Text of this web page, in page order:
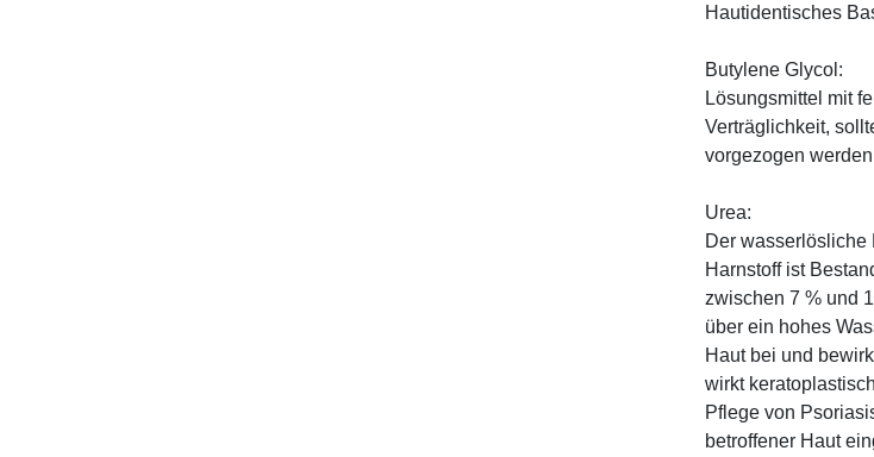
Hautidentisches
Butylene Glycol:
Lösungsmittel mit
Verträglichkeit,
vorgezogen werden
Urea:
Der wasserlösliche
Harnstoff ist
zwischen 7 % und
über ein hohes
Haut bei und
wirkt
Pflege von
betroffener Haut